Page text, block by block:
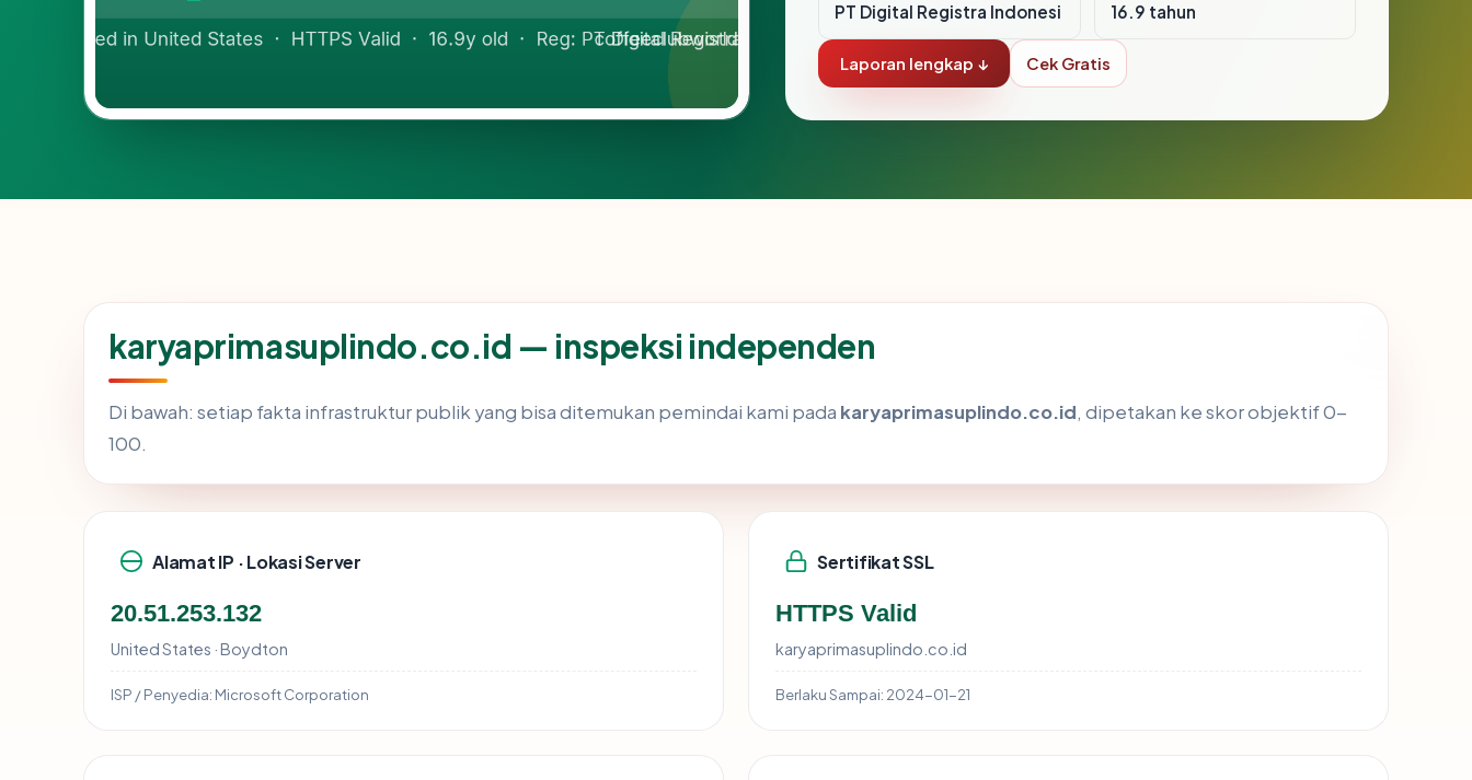
PT Digital Registra Indonesi 16.9 tahun
Laporan lengkap ↓ Cek Gratis
karyaprimasuplindo.co.id — inspeksi independen
Di bawah: setiap fakta infrastruktur publik yang bisa ditemukan pemindai kami pada karyaprimasuplindo.co.id, dipetakan ke skor objektif 0-
100.
Alamat IP · Lokasi Server
20.51.253.132
United States · Boydton
ISP / Penyedia: Microsoft Corporation
Sertifikat SSL
HTTPS Valid
karyaprimasuplindo.co.id
Berlaku Sampai: 2024-01-21